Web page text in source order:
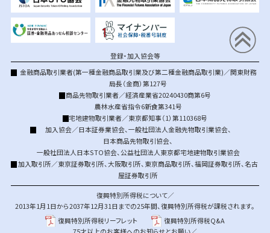
登録・加入協会等
金融商品取引業者(第一種金融商品取引業及び第二種金融商品取引業)／関東財務
局長（金商）第127号
商品先物取引業者／経済産業省20240430商第6号
農林水産省指令6新食第341号
宅地建物取引業者／東京都知事（1）第110368号
加入協会／日本証券業協会、一般社団法人金融先物取引業協会、
日本商品先物取引協会、
一般社団法人日本STO協会、公益社団法人東京都宅地建物取引業協会
加入取引所／東京証券取引所、大阪取引所、 東京商品取引所、福岡証券取引所、名古
屋証券取引所
復興特別所得税について／
2013年1月1日から2037年12月31日までの25年間、復興特別所得税が課税されます。
復興特別所得税リーフレット
復興特別所得税Q&A